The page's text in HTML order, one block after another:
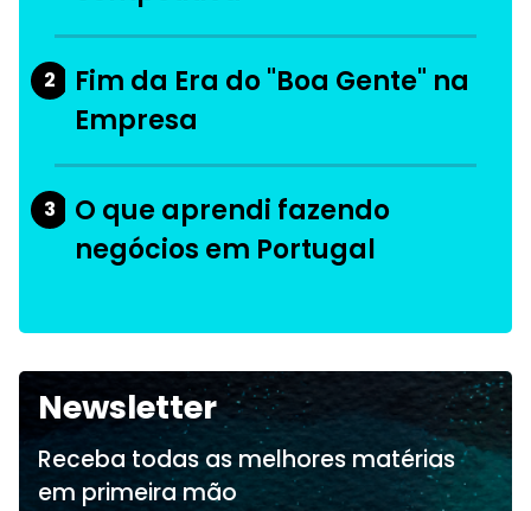
2
Fim da Era do "Boa Gente" na
Empresa
3
O que aprendi fazendo
negócios em Portugal
Newsletter
Receba todas as melhores matérias
em primeira mão